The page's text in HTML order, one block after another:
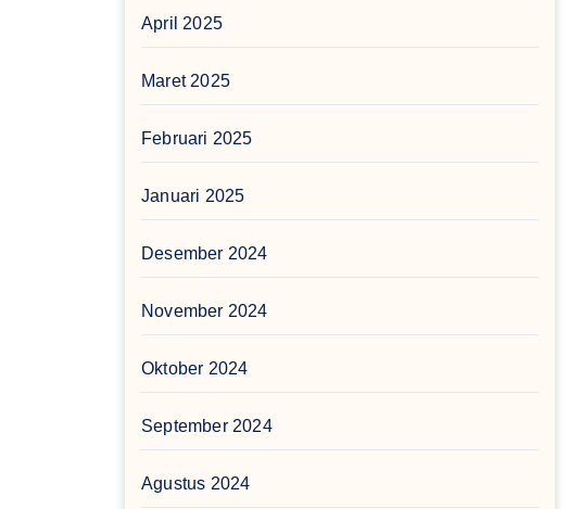
April 2025
Maret 2025
Februari 2025
Januari 2025
Desember 2024
November 2024
Oktober 2024
September 2024
Agustus 2024